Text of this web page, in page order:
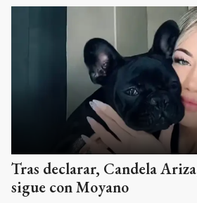
Tras declarar, Candela
sigue con Moyano